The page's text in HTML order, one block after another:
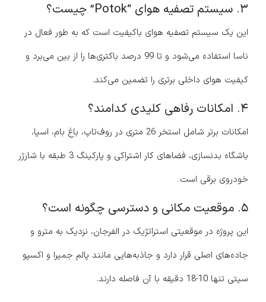
۳. سیستم تصفیه هوای “Potok” چیست؟
این یک سیستم تصفیه هوای باکیفیت است که به طور فعال در
ناسا استفاده می‌شود و تا 99 درصد باکتری‌ها را از بین می‌برد و
کیفیت هوای داخلی برتری را تضمین می‌کند.
۴. امکانات رفاهی کلیدی کدامند؟
امکانات برتر شامل استخر 26 متری در روف‌تاپ، باغ بام، اسپا،
باشگاه بدنسازی، فضاهای کار اشتراکی و پارکینگ 3 طبقه با شارژر
خودروی برقی است.
۵. موقعیت مکانی و دسترسی چگونه است؟
این پروژه در موقعیتی استراتژیک در الفرجان، نزدیک به مترو و
جاده‌های اصلی قرار دارد و جاذبه‌هایی مانند پالم جمیرا و اکسپو
سیتی تنها 10-18 دقیقه با آن فاصله دارند.